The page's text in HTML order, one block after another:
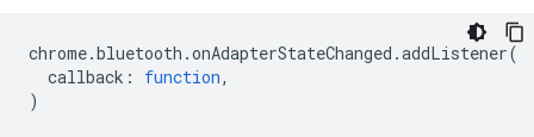
chrome.bluetooth .onAdapterStateChanged .addListener(
callback : function,
)